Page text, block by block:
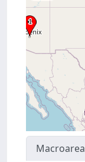
Macroarea